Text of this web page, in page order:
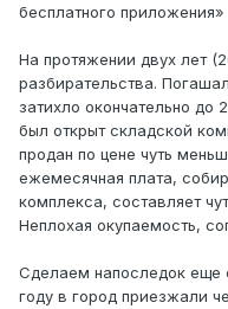
бесплатного приложения»
На протяжении двух лет
разбирательства.
затихло окончательно до
был открыт складской
продан по цене чуть
ежемесячная плата,
комплекса, составляет
Неплохая окупаемость,
Сделаем напоследок еще
году в город приезжали